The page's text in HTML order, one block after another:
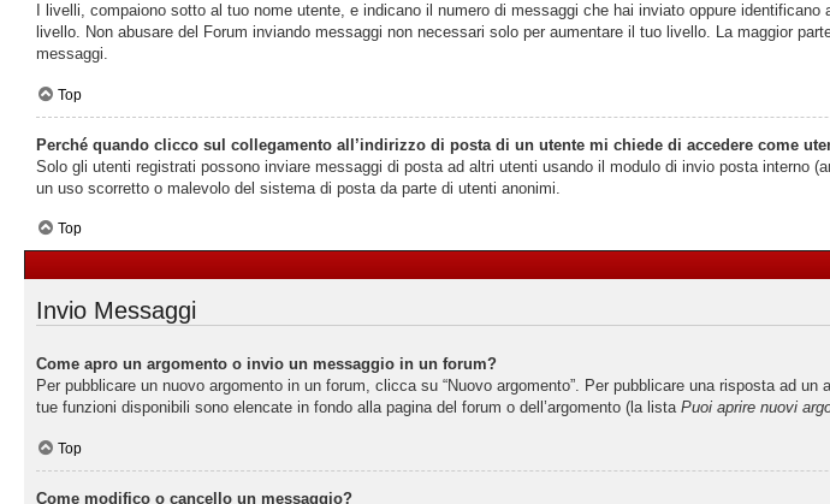
I livelli, compaiono sotto al tuo nome utente, e indicano il numero di messaggi che hai inviato oppure
livello. Non abusare del Forum inviando messaggi non necessari solo per aumentare il tuo livello. La maggior
messaggi.
Top
Perché quando clicco sul collegamento all’indirizzo di posta di un utente mi chiede di accedere come
Solo gli utenti registrati possono inviare messaggi di posta ad altri utenti usando il modulo di invio posta
un uso scorretto o malevolo del sistema di posta da parte di utenti anonimi.
Top
Invio Messaggi
Come apro un argomento o invio un messaggio in un forum?
Per pubblicare un nuovo argomento in un forum, clicca su “Nuovo argomento”. Per pubblicare una risposta ad
tue funzioni disponibili sono elencate in fondo alla pagina del forum o dell’argomento (la lista Puoi aprire nuovi
Top
Come modifico o cancello un messaggio?